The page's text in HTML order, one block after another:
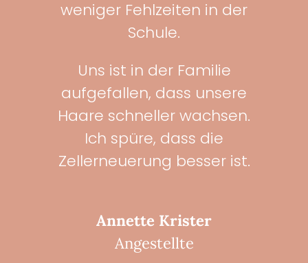
weniger Fehlzeiten in der
Schule.
Uns ist in der Familie
aufgefallen, dass unsere
Haare schneller wachsen.
Ich spüre, dass die
Zellerneuerung besser ist.
Annette Krister
Angestellte